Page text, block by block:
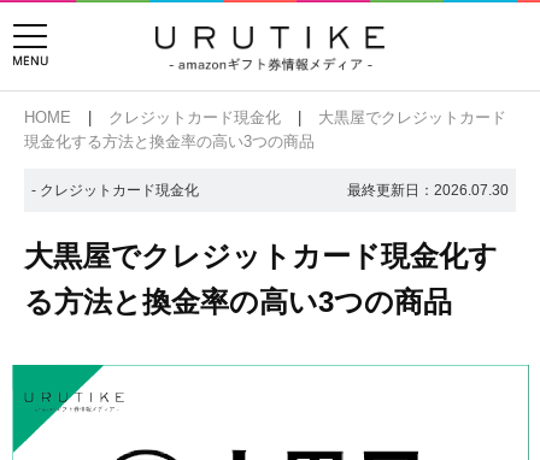
HOME クレジットカード現金化
大黒屋でクレジットカード
現金化する方法と換金率の高い3つの商品
- クレジットカード現金化 最終更新日： 2026.07.30
大黒屋でクレジットカード現金化す
る方法と換金率の高い3つの商品